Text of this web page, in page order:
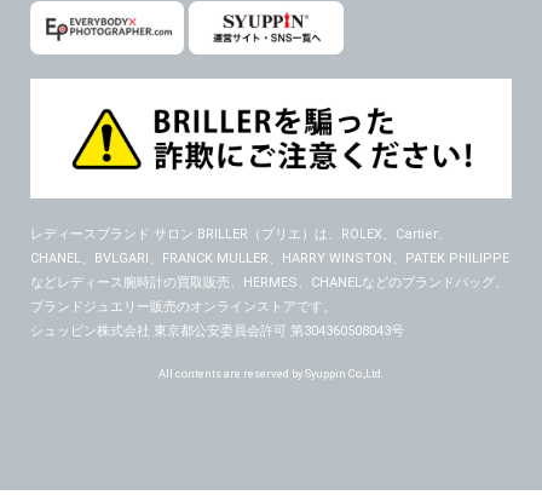
レディースブランド サロン BRILLER（ブリエ） は、ROLEX、Cartier、
CHANEL、BVLGARI、FRANCK MULLER、HARRY WINSTON、PATEK PHILIPPE
などレディース腕時計の買取販売、HERMES、CHANELなどのブランドバッグ、
ブランドジュエリー販売のオンラインストアです。
シュッピン株式会社 東京都公安委員会許可 第304360508043号
All contents are reserved by Syuppin Co.,Ltd.